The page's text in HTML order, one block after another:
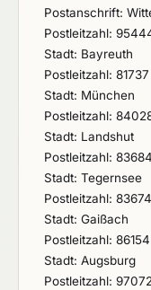
Postanschrift:
Postleitzahl:
Stadt: Bayreuth
Postleitzahl: 81737
Stadt: München
Postleitzahl:
Stadt: Landshut
Postleitzahl: 83684
Stadt: Tegernsee
Postleitzahl: 83674
Stadt: Gaißach
Postleitzahl: 86154
Stadt: Augsburg
Postleitzahl: 97072